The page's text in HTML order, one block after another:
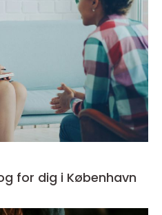
for dig i København